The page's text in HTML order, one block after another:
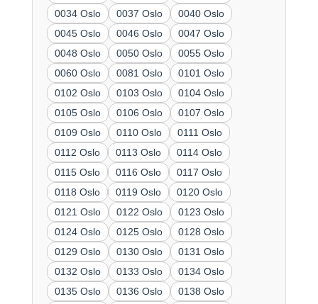
0034 Oslo
0037 Oslo
0040 Oslo
0045 Oslo
0046 Oslo
0047 Oslo
0048 Oslo
0050 Oslo
0055 Oslo
0060 Oslo
0081 Oslo
0101 Oslo
0102 Oslo
0103 Oslo
0104 Oslo
0105 Oslo
0106 Oslo
0107 Oslo
0109 Oslo
0110 Oslo
0111 Oslo
0112 Oslo
0113 Oslo
0114 Oslo
0115 Oslo
0116 Oslo
0117 Oslo
0118 Oslo
0119 Oslo
0120 Oslo
0121 Oslo
0122 Oslo
0123 Oslo
0124 Oslo
0125 Oslo
0128 Oslo
0129 Oslo
0130 Oslo
0131 Oslo
0132 Oslo
0133 Oslo
0134 Oslo
0135 Oslo
0136 Oslo
0138 Oslo